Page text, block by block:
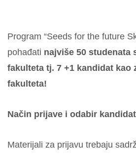
Program “Seeds for the future
pohađati najviše 50 studenata
fakulteta tj. 7 +1 kandidat kao
fakulteta!
Način prijave i odabir
Materijali za prijavu trebaju